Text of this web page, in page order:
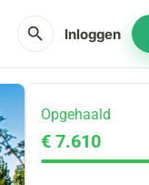
search Inloggen
Opgehaald
€ 7.610